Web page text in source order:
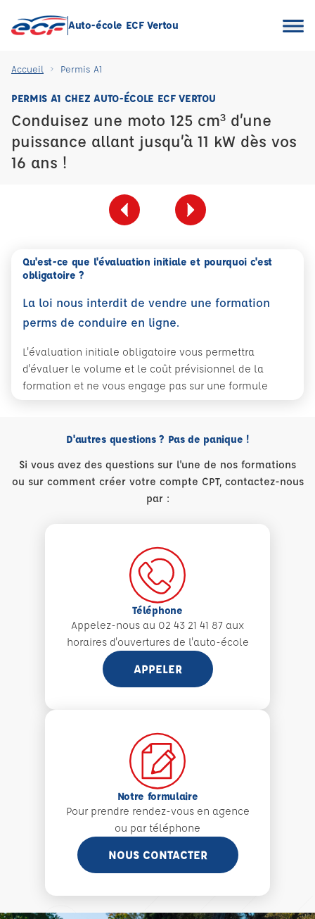
Auto-école ECF Vertou
Accueil Permis A1
PERMIS A1 CHEZ AUTO-ÉCOLE ECF VERTOU
Conduisez une moto 125 cm³ d’une
puissance allant jusqu’à 11 kW dès vos
16 ans !
Qu'est-ce que l'évaluation initiale et pourquoi c'est
obligatoire ?
La loi nous interdit de vendre une formation
perms de conduire en ligne.
L'évaluation initiale obligatoire vous permettra
d'évaluer le volume et le coût prévisionnel de la
formation et ne vous engage pas sur une formule
D'autres questions ? Pas de panique !
Si vous avez des questions sur l'une de nos formations
ou sur comment créer votre compte CPT, contactez-nous
par :
Téléphone
Appelez-nous au 02 43 21 41 87 aux
horaires d'ouvertures de l'auto-école
APPELER
Notre formulaire
Pour prendre rendez-vous en agence
ou par téléphone
NOUS CONTACTER